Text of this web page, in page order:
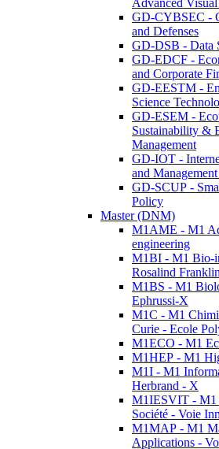
Advanced
GD-CYBSEC -
and Defenses
GD-DSB - Data
GD-EDCF -
and Corporate
GD-EESTM -
Science
GD-ESEM -
Sustainability &
Management
GD-IOT -
and
GD-SCUP -
Policy
Master (DNM)
M1AME - M1
engineering
M1BI - M1 Bio-
Rosalind
M1BS - M1
Ephrussi-X
M1C - M1
Curie - Ecole
M1ECO - M1
M1HEP - M1
M1I - M1
Herbrand - X
M1IESVIT - M1
Société - Voie
M1MAP - M1
Applications -